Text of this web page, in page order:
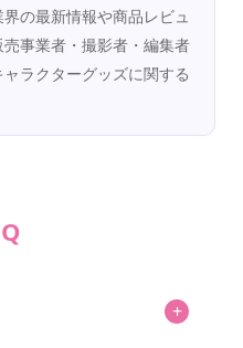
の最新情報や商品レビュ
事業者・撮影者・編集者
ラクターグッズに関する
+